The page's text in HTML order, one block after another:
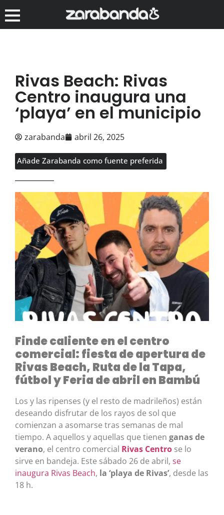
Rivas Beach: Rivas
Centro inaugura una
‘playa’ en el municipio
zarabanda abril 26, 2025
Añade Zarabanda como fuente preferida
Finde caliente en el centro
comercial: fiesta de apertura de
Rivas Beach, Ruta de la Tapa,
fútbol y Feria de abril en Bambú
Los y las ripenses (y el resto de madrileños) están
deseando disfrutar de los rayos de sol que
comienzan a asomarse tras semanas de mal
tiempo. A aquellos y aquellas que tienen ganas de
verano, el centro comercial Rivas Centro se lo
sirve en bandeja. Este sábado 26 de abril, se
inaugura Rivas Beach, la ‘playa de Rivas’, desde las
18 h.